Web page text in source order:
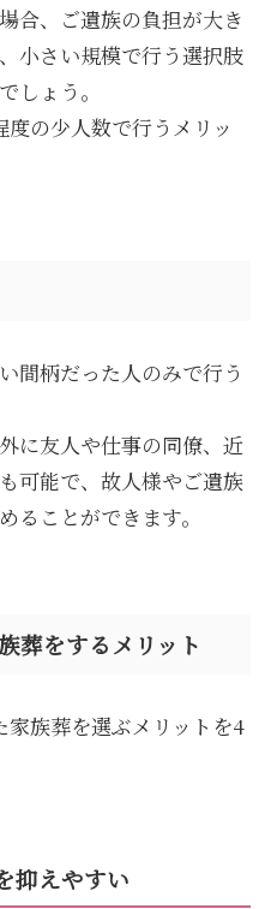
合、ご遺族の負担が大き
小さい規模で行う選択肢
しょう。
の少人数で行うメリッ
間柄だった人のみで行う
に友人や仕事の同僚、近
可能で、故人様やご遺族
ることができます。
葬をするメリット
族葬を選ぶメリットを4
抑えやすい